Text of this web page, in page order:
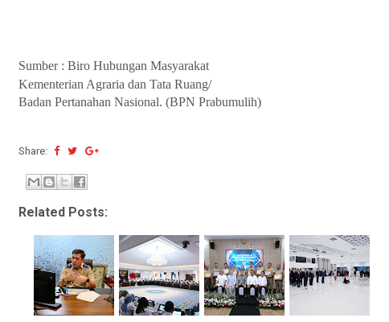
Sumber : Biro Hubungan Masyarakat
Kementerian Agraria dan Tata Ruang/
Badan Pertanahan Nasional. (BPN Prabumulih)
Share:
Related Posts: